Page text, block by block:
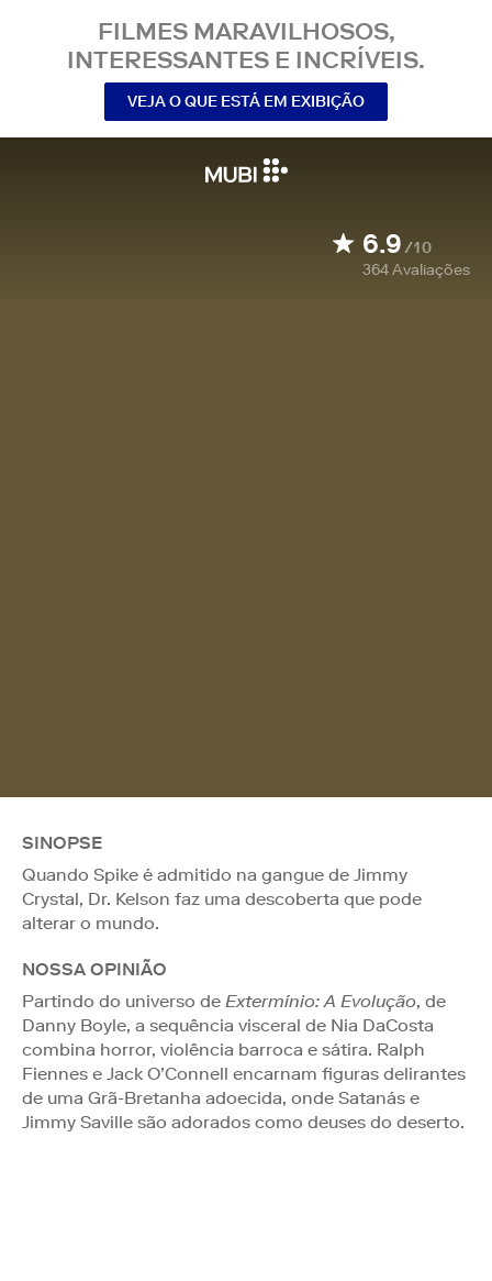
FILMES MARAVILHOSOS,
INTERESSANTES E INCRÍVEIS.
VEJA O QUE ESTÁ EM EXIBIÇÃO
6.9/10
364Avaliações
SINOPSE
Quando Spike é admitido na gangue de Jimmy
Crystal, Dr. Kelson faz uma descoberta que pode
alterar o mundo.
NOSSA OPINIÃO
Partindo do universo de Extermínio: A Evolução, de
Danny Boyle, a sequência visceral de Nia DaCosta
combina horror, violência barroca e sátira. Ralph
Fiennes e Jack O’Connell encarnam figuras delirantes
de uma Grã-Bretanha adoecida, onde Satanás e
Jimmy Saville são adorados como deuses do deserto.